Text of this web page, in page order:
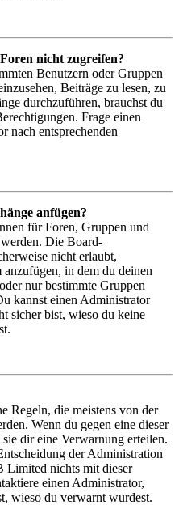
nicht zugreifen?
Benutzern oder Gruppen
Beiträge zu lesen, zu
durchzuführen, brauchst du
Frage einen
nach entsprechenden
anfügen?
für Foren, Gruppen und
Die Board-
nicht erlaubt,
in dem du deinen
nur bestimmte Gruppen
kannst einen Administrator
sicher bist, wieso du keine
Regeln, die meistens von der
Wenn du gegen eine dieser
dir eine Verwarnung erteilen.
der Administration
Limited nichts mit dieser
einen Administrator,
wieso du verwarnt wurdest.